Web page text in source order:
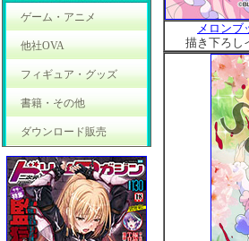
ゲーム・アニメ
他社OVA
フィギュア・グッズ
書籍・その他
ダウンロード販売
メロンブ
描き下ろし